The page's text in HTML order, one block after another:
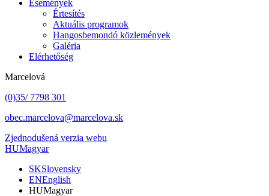
Események
Értesítés
Aktuális programok
Hangosbemondó közlemények
Galéria
Elérhetőség
Marcelová
(0)35/ 7798 301
obec.marcelova@marcelova.sk
Zjednodušená verzia webu
HUMagyar
SKSlovensky
ENEnglish
HUMagyar